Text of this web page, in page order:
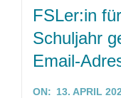
FSLer:in
Schuljahr
Email-
2026-
ON: 13. APRIL